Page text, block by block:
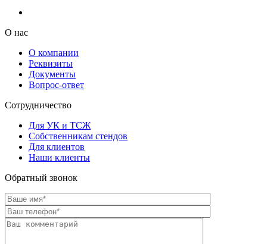
О нас
О компании
Реквизиты
Документы
Вопрос-ответ
Сотрудничество
Для УК и ТСЖ
Собственникам стендов
Для клиентов
Наши клиенты
Обратный звонок